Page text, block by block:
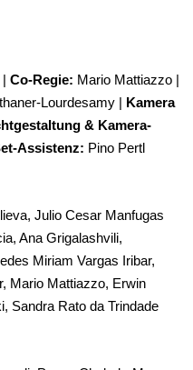
Co-Regie: Mario Mattiazzo |
Lourdesamy | Kamera
& Kamera-
Assistenz: Pino Pertl
Julio Cesar Manfugas
Ana Grigalashvili,
Miriam Vargas Iribar,
Mario Mattiazzo, Erwin
Sandra Rato da Trindade